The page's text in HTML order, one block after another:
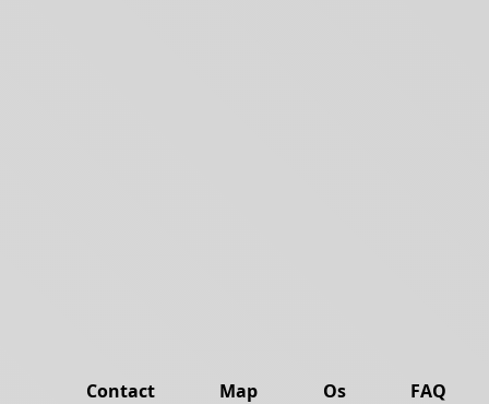
Contact Map Os FAQ